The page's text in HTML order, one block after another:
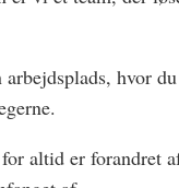
hvor
altid er forandret